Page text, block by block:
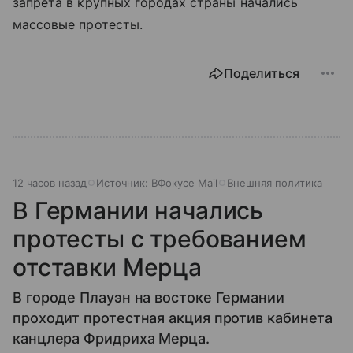
массовые протесты.
Поделиться
12 часов назад Источник: ВФокусе Mail Внешняя политика
В Германии начались
протесты с требованием
отставки Мерца
В городе Плауэн на востоке Германии
проходит протестная акция против кабинета
канцлера Фридриха Мерца.